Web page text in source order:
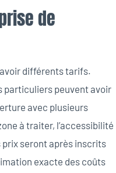
de
différents tarifs.
particuliers peuvent avoir
avec plusieurs
à traiter, l’accessibilité
seront après inscrits
exacte des coûts